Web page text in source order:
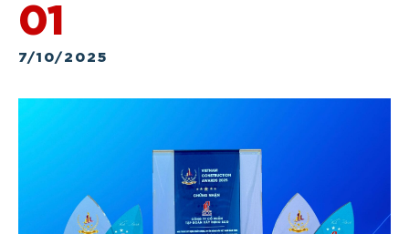
01
7/10/2025